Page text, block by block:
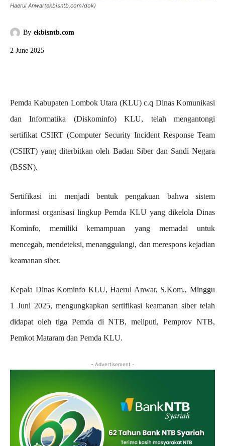
Haerul Anwar(ekbisntb.com/dok)
By ekbisntb.com
2 June 2025
Pemda Kabupaten Lombok Utara (KLU) c.q Dinas Komunikasi
dan Informatika (Diskominfo) KLU, telah mengantongi
sertifikat CSIRT (Computer Security Incident Response Team
(CSIRT) yang diterbitkan oleh Badan Siber dan Sandi Negara
(BSSN).
Sertifikasi ini menjadi bentuk pengakuan bahwa sistem
informasi organisasi lingkup Pemda KLU yang dikelola Dinas
Kominfo, memiliki kemampuan yang memadai untuk
mencegah, mendeteksi, menanggulangi, dan merespons kejadian
keamanan siber.
Kepala Dinas Kominfo KLU, Haerul Anwar, S.Kom., Minggu
1 Juni 2025, mengungkapkan sertifikasi keamanan siber telah
didapat oleh tiga Pemda di NTB, meliputi, Pemprov NTB,
Pemkot Mataram dan Pemda KLU.
- Advertisement -